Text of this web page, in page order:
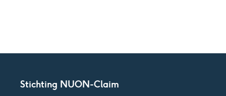
Stichting NUON-Claim